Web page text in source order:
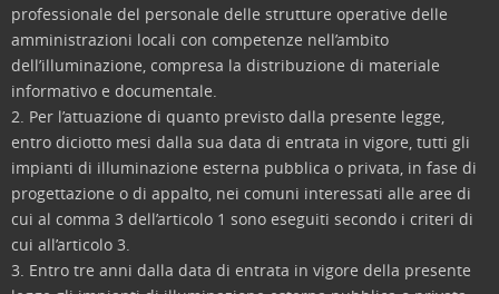
professionale del personale delle strutture operative delle
amministrazioni locali con competenze nell’ambito
dell’illuminazione, compresa la distribuzione di materiale
informativo e documentale.
2. Per l’attuazione di quanto previsto dalla presente legge,
entro diciotto mesi dalla sua data di entrata in vigore, tutti gli
impianti di illuminazione esterna pubblica o privata, in fase di
progettazione o di appalto, nei comuni interessati alle aree di
cui al comma 3 dell’articolo 1 sono eseguiti secondo i criteri di
cui all’articolo 3.
3. Entro tre anni dalla data di entrata in vigore della presente